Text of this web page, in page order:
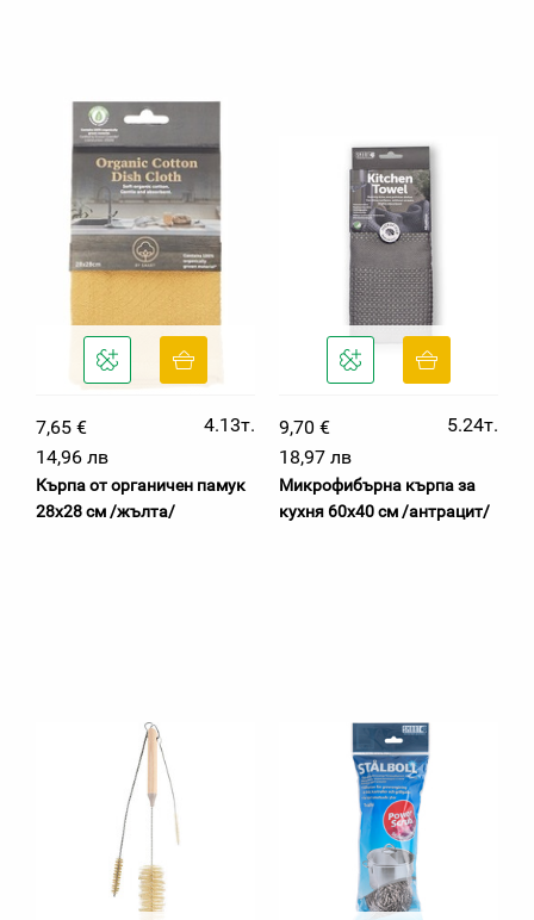
7,65 €
4.13т.
14,96 лв
Кърпа от органичен памук
28х28 см /жълта/
9,70 €
5.24т.
18,97 лв
Микрофибърна кърпа за
кухня 60х40 см /антрацит/